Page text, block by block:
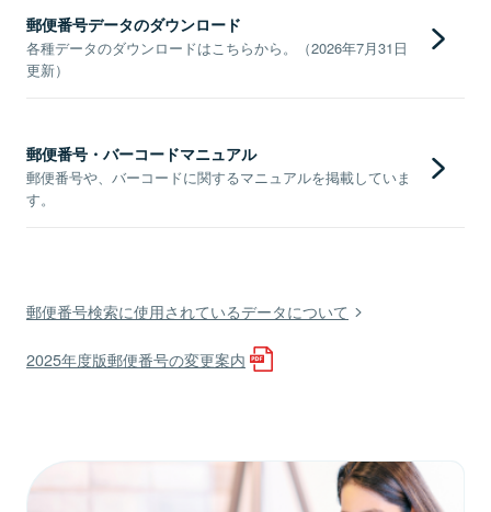
郵便番号データのダウンロード
各種データのダウンロードはこちらから。（2026年7月31日
更新）
郵便番号・バーコードマニュアル
郵便番号や、バーコードに関するマニュアルを掲載していま
す。
郵便番号検索に使用されているデータについて
2025年度版郵便番号の変更案内